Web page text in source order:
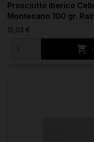
Prosciutto iberico
Montesano 100 gr.
15,03 €
